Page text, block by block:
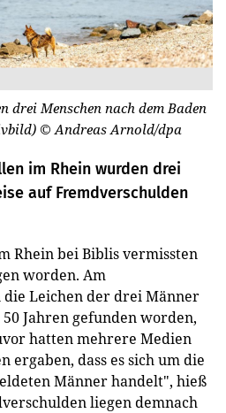
drei Menschen nach dem Baden
© Andreas Arnold/dpa
im Rhein wurden drei
auf Fremdverschulden
Rhein bei Biblis vermissten
worden. Am
Leichen der drei Männer
Jahren gefunden worden,
hatten mehrere Medien
dass es sich um die
Männer handelt", hieß
liegen demnach